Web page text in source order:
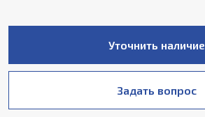
Уточнить наличие
Задать вопрос